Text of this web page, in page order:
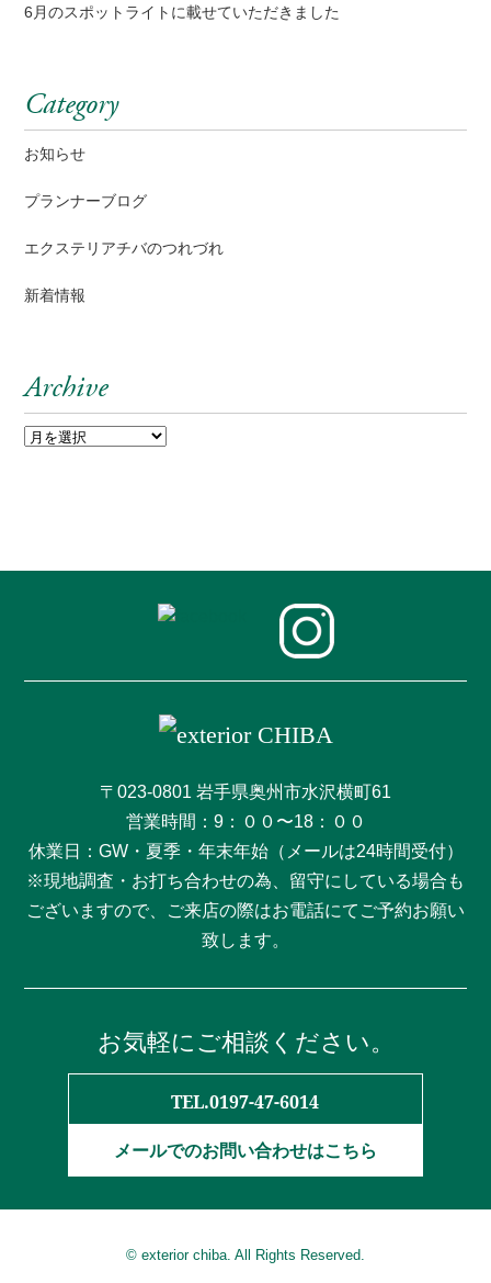
6月のスポットライトに載せていただきました
Category
お知らせ
プランナーブログ
エクステリアチバのつれづれ
新着情報
Archive
〒023-0801 岩手県奥州市水沢横町61
営業時間：9：００〜18：００
休業日：GW・夏季・年末年始（メールは24時間受付）
※現地調査・お打ち合わせの為、留守にしている場合も
ございますので、ご来店の際はお電話にてご予約お願い
致します。
お気軽にご相談ください。
TEL.0197-47-6014
メールでのお問い合わせはこちら
© exterior chiba. All Rights Reserved.